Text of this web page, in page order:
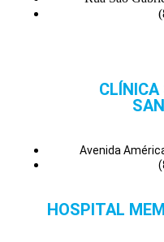
CLÍNICA
Avenida
HOSPITAL